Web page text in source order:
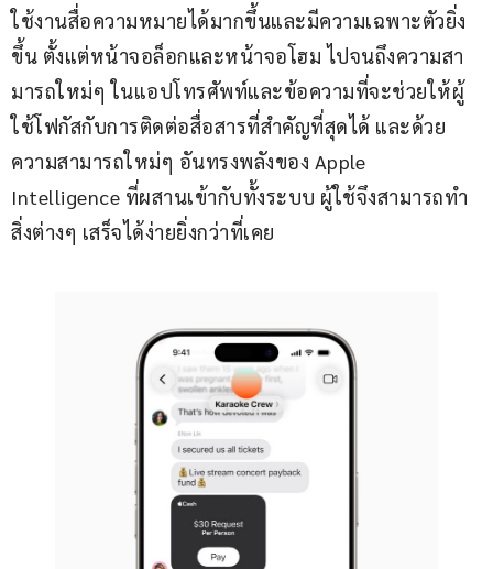
ใช้งานสื่อความหมายได้มากขึ้นและมีความเฉพาะตัวยิ่ง
ขึ้น ตั้งแต่หน้าจอล็อกและหน้าจอโฮม ไปจนถึงความสา
มารถใหม่ๆ ในแอปโทรศัพท์และข้อความที่จะช่วยให้ผู้
ใช้โฟกัสกับการติดต่อสื่อสารที่สำคัญที่สุดได้ และด้วย
ความสามารถใหม่ๆ อันทรงพลังของ Apple
Intelligence ที่ผสานเข้ากับทั้งระบบ ผู้ใช้จึงสามารถทำ
สิ่งต่างๆ เสร็จได้ง่ายยิ่งกว่าที่เคย